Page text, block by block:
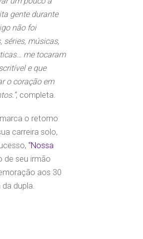
gente durante
não foi
séries, músicas,
me tocaram
e que
o coração em
, completa.
o retorno
carreira solo,
“Nossa
de seu irmão
aos 30
dupla.